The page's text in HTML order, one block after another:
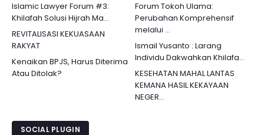
Islamic Lawyer Forum #3:
Khilafah Solusi Hijrah Ma...
Forum Tokoh Ulama:
Perubahan Komprehensif
melalui ...
REVITALISASI KEKUASAAN
RAKYAT
Ismail Yusanto : Larang
Individu Dakwahkan Khilafa...
Kenaikan BPJS, Harus Diterima
Atau Ditolak?
KESEHATAN MAHAL LANTAS
KEMANA HASIL KEKAYAAN
NEGER...
SOCIAL PLUGIN